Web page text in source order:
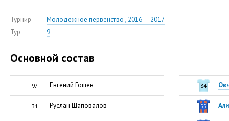
Турнир
Молодежное первенство , 2016 — 2017
Тур
9
Основной состав
97 Евгений Гошев
31 Руслан Шаповалов
84
55